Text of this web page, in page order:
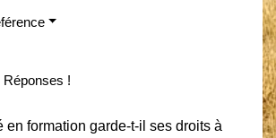
!
en formation garde-t-il ses droits à